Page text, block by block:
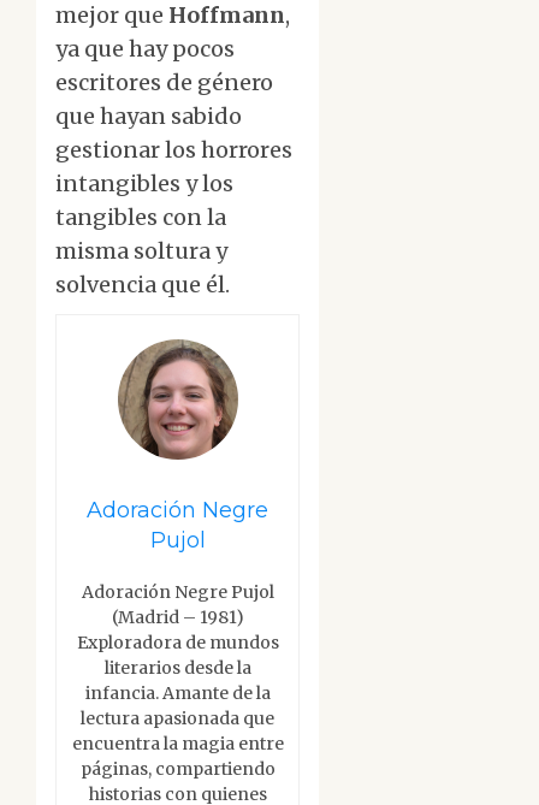
mejor que Hoffmann,
ya que hay pocos
escritores de género
que hayan sabido
gestionar los horrores
intangibles y los
tangibles con la
misma soltura y
solvencia que él.
Adoración Negre
Pujol
Adoración Negre Pujol
(Madrid – 1981)
Exploradora de mundos
literarios desde la
infancia. Amante de la
lectura apasionada que
encuentra la magia entre
páginas, compartiendo
historias con quienes